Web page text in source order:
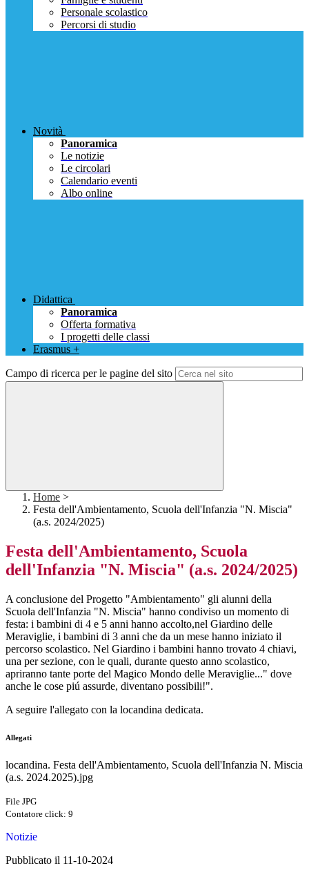
Personale scolastico
Percorsi di studio
Novità
Panoramica
Le notizie
Le circolari
Calendario eventi
Albo online
Didattica
Panoramica
Offerta formativa
I progetti delle classi
Erasmus +
Campo di ricerca per le pagine del sito
Home >
Festa dell'Ambientamento, Scuola dell'Infanzia "N. Miscia"
(a.s. 2024/2025)
Festa dell'Ambientamento, Scuola
dell'Infanzia "N. Miscia" (a.s. 2024/2025)
A conclusione del Progetto "Ambientamento" gli alunni della
Scuola dell'Infanzia "N. Miscia" hanno condiviso un momento di
festa: i bambini di 4 e 5 anni hanno accolto,nel Giardino delle
Meraviglie, i bambini di 3 anni che da un mese hanno iniziato il
percorso scolastico. Nel Giardino i bambini hanno trovato 4 chiavi,
una per sezione, con le quali, durante questo anno scolastico,
apriranno tante porte del Magico Mondo delle Meraviglie..." dove
anche le cose piú assurde, diventano possibili!".
A seguire l'allegato con la locandina dedicata.
Allegati
locandina. Festa dell'Ambientamento, Scuola dell'Infanzia N. Miscia
(a.s. 2024.2025).jpg
File JPG
Contatore click: 9
Notizie
Pubblicato il 11-10-2024